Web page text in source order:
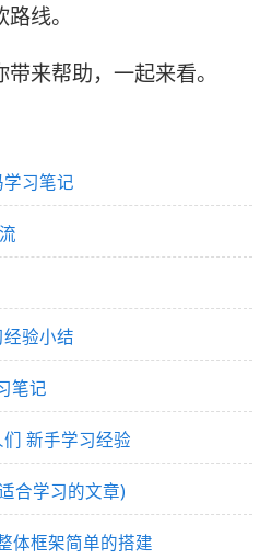
线。
来帮助，一起来看。
习笔记
验小结
笔记
新手学习经验
合学习的文章)
体框架简单的搭建